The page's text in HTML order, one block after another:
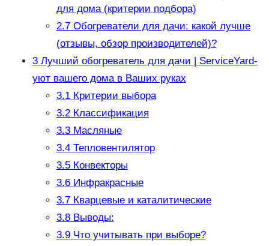
для дома (критерии подбора)
2.7Обогреватели для дачи: какой лучше
(отзывы, обзор производителей)?
3Лучший обогреватель для дачи | ServiceYard-
уют вашего дома в Ваших руках
3.1Критерии выбора
3.2Классификация
3.3Масляные
3.4Тепловентилятор
3.5Конвекторы
3.6Инфракрасные
3.7Кварцевые и каталитические
3.8Выводы:
3.9Что учитывать при выборе?